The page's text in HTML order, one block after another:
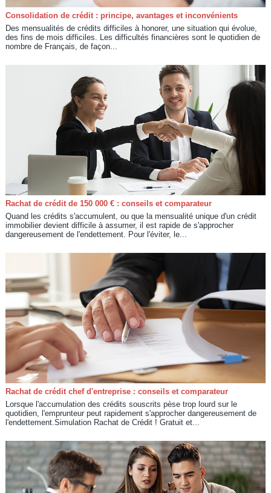
Consolidation de crédit : principe, avantages et inconvénients
Des mensualités de crédits difficiles à honorer, une situation qui évolue,
des fins de mois difficiles. Les difficultés financières sont le quotidien de
nombre de Français, de façon...
Rachat de crédit de 150 000 € : conseils et comparateur
Quand les crédits s'accumulent, ou que la mensualité unique d'un crédit
immobilier devient difficile à assumer, il est rapide de s'approcher
dangereusement de l'endettement. Pour l'éviter, le...
Rachat de crédit chef d'entreprise : conseils et comparateur
Lorsque l'accumulation des crédits souscrits pèse trop lourd sur le
quotidien, l'emprunteur peut rapidement s'approcher dangereusement de
l'endettement.Simulation Rachat de Crédit ! Gratuit et...